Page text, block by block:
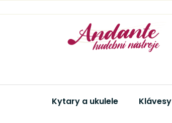
na
Kytary a ukulele Klávesy